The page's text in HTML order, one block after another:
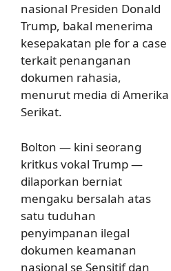
nasional Presiden Donald
Trump, bakal menerima
kesepakatan ple for a case
terkait penanganan
dokumen rahasia,
menurut media di Amerika
Serikat.
Bolton — kini seorang
kritkus vokal Trump —
dilaporkan berniat
mengaku bersalah atas
satu tuduhan
penyimpanan ilegal
dokumen keamanan
nasional se Sensitif dan